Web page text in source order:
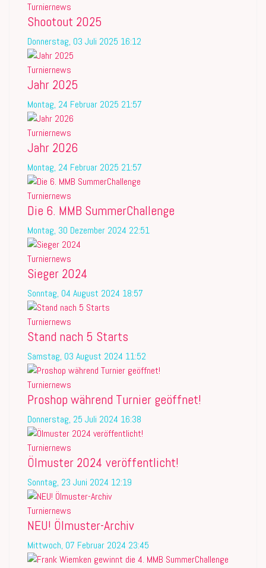
Turniernews
Shootout 2025
Donnerstag, 03 Juli 2025 16:12
Turniernews
Jahr 2025
Montag, 24 Februar 2025 21:57
Turniernews
Jahr 2026
Montag, 24 Februar 2025 21:57
Turniernews
Die 6. MMB SummerChallenge
Montag, 30 Dezember 2024 22:51
Turniernews
Sieger 2024
Sonntag, 04 August 2024 18:57
Turniernews
Stand nach 5 Starts
Samstag, 03 August 2024 11:52
Turniernews
Proshop während Turnier geöffnet!
Donnerstag, 25 Juli 2024 16:38
Turniernews
Ölmuster 2024 veröffentlicht!
Sonntag, 23 Juni 2024 12:19
Turniernews
NEU! Ölmuster-Archiv
Mittwoch, 07 Februar 2024 23:45